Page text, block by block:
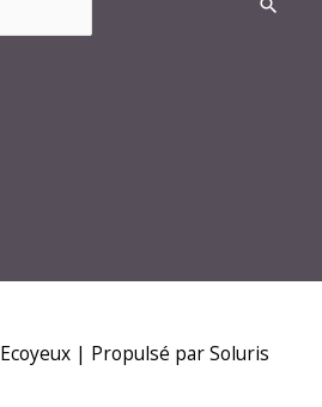
Ecoyeux| Propulsé par Soluris